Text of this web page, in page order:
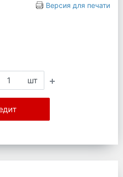
Версия для печати
шт